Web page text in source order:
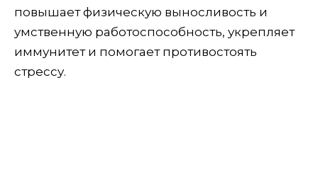
повышает физическую выносливость и
умственную работоспособность, укрепляет
иммунитет и помогает противостоять
стрессу.